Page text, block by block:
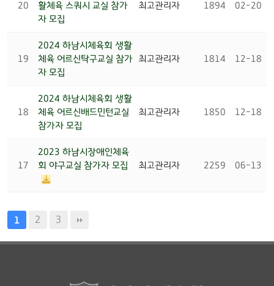
20
활체육 스쿼시 교실 참가
자 모집
최고관리자 1894 02-20
19
2024 하남시체육회 생활
체육 어르신탁구교실 참가
자 모집
최고관리자 1814 12-18
18
2024 하남시체육회 생활
체육 어르신배드민턴교실
참가자 모집
최고관리자 1850 12-18
17
2023 하남시장애인체육
회 야구교실 참가자 모집
최고관리자 2259 06-13
1 2 3